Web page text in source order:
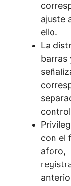
ajuste
ello.
La
barras
con el
aforo,